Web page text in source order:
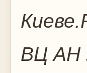
ВЦ АН